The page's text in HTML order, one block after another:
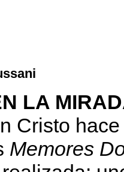
LA
Cristo
Memores